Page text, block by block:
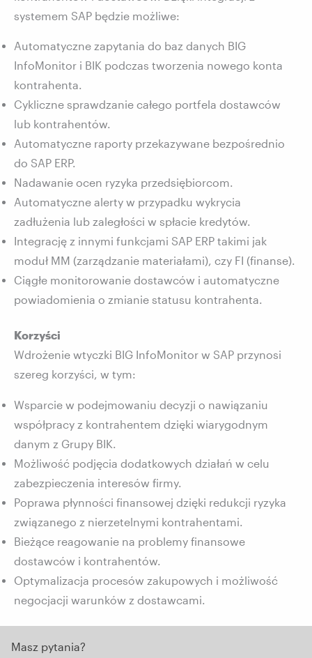
systemem SAP będzie możliwe:
Automatyczne zapytania do baz danych BIG
InfoMonitor i BIK podczas tworzenia nowego konta
kontrahenta.
Cykliczne sprawdzanie całego portfela dostawców
lub kontrahentów.
Automatyczne raporty przekazywane bezpośrednio
do SAP ERP.
Nadawanie ocen ryzyka przedsiębiorcom.
Automatyczne alerty w przypadku wykrycia
zadłużenia lub zaległości w spłacie kredytów.
Integrację z innymi funkcjami SAP ERP takimi jak
moduł MM (zarządzanie materiałami), czy FI (finanse).
Ciągłe monitorowanie dostawców i automatyczne
powiadomienia o zmianie statusu kontrahenta.
Korzyści
Wdrożenie wtyczki BIG InfoMonitor w SAP przynosi
szereg korzyści, w tym:
Wsparcie w podejmowaniu decyzji o nawiązaniu
współpracy z kontrahentem dzięki wiarygodnym
danym z Grupy BIK.
Możliwość podjęcia dodatkowych działań w celu
zabezpieczenia interesów firmy.
Poprawa płynności finansowej dzięki redukcji ryzyka
związanego z nierzetelnymi kontrahentami.
Bieżące reagowanie na problemy finansowe
dostawców i kontrahentów.
Optymalizacja procesów zakupowych i możliwość
negocjacji warunków z dostawcami.
Masz pytania?